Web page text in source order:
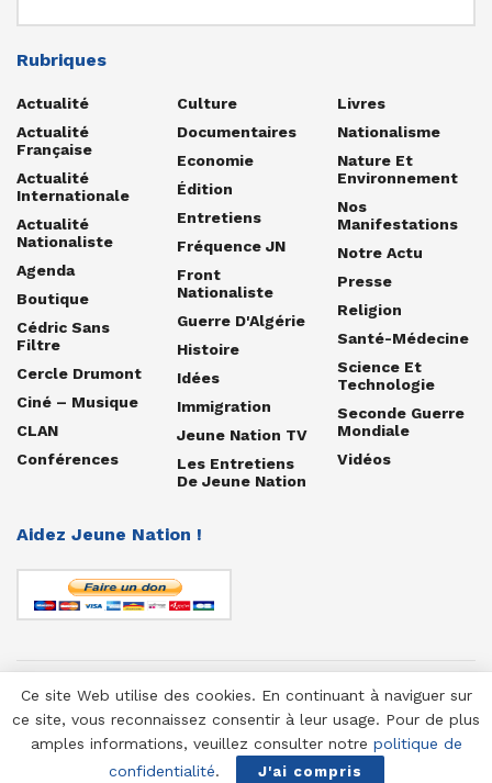
Rubriques
Actualité
Actualité
Française
Actualité
Internationale
Actualité
Nationaliste
Agenda
Boutique
Cédric Sans
Filtre
Cercle Drumont
Ciné – Musique
CLAN
Conférences
Culture
Documentaires
Economie
Édition
Entretiens
Fréquence JN
Front
Nationaliste
Guerre D'Algérie
Histoire
Idées
Immigration
Jeune Nation TV
Les Entretiens
De Jeune Nation
Livres
Nationalisme
Nature Et
Environnement
Nos
Manifestations
Notre Actu
Presse
Religion
Santé-Médecine
Science Et
Technologie
Seconde Guerre
Mondiale
Vidéos
Aidez Jeune Nation !
© 1958-2025 Jeune Nation
Ce site Web utilise des cookies. En continuant à naviguer sur
ce site, vous reconnaissez consentir à leur usage. Pour de plus
amples informations, veuillez consulter notre politique de
confidentialité. J'ai compris